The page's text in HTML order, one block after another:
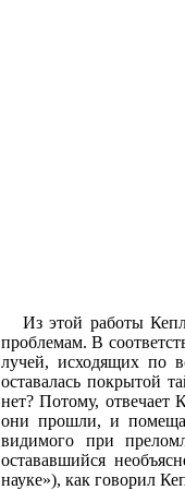
Из этой работы
проблемам. В
лучей, исходящих по
оставалась покрытой
нет? Потому, отвечает
они прошли, и
видимого при
остававшийся
науке»), как говорил